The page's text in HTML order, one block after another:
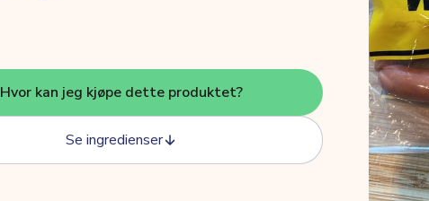
Hvor kan jeg kjøpe dette produktet?
Se ingredienser